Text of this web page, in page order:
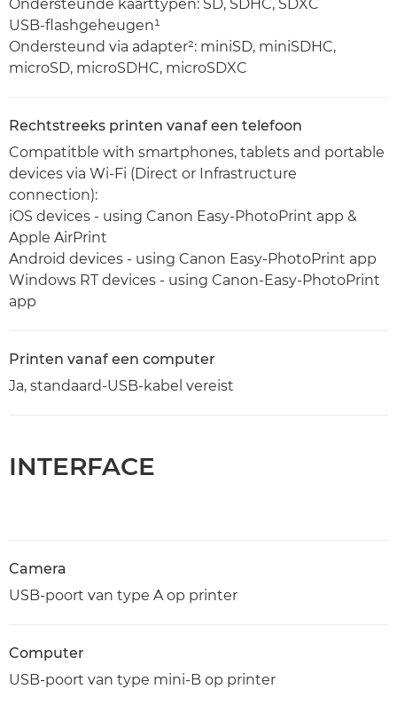
Ondersteunde kaarttypen: SD, SDHC, SDXC
USB-flashgeheugen¹
Ondersteund via adapter²: miniSD, miniSDHC,
microSD, microSDHC, microSDXC
Rechtstreeks printen vanaf een telefoon
Compatitble with smartphones, tablets and portable
devices via Wi-Fi (Direct or Infrastructure
connection):
iOS devices - using Canon Easy-PhotoPrint app &
Apple AirPrint
Android devices - using Canon Easy-PhotoPrint app
Windows RT devices - using Canon-Easy-PhotoPrint
app
Printen vanaf een computer
Ja, standaard-USB-kabel vereist
INTERFACE
Camera
USB-poort van type A op printer
Computer
USB-poort van type mini-B op printer